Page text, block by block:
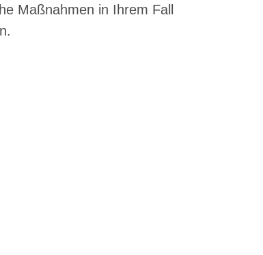
Maßnahmen in Ihrem Fall